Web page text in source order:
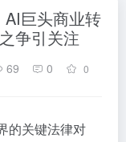
巨头商业转
争引关注
69 0 0
的关键法律对